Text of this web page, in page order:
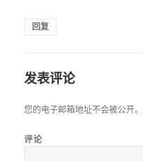
回复
发表评论
您的电子邮箱地址不会被公开。
评论